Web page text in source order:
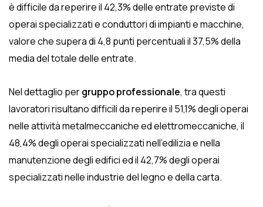
è difficile da reperire il 42,3% delle entrate previste di
operai specializzati e conduttori di impianti e macchine,
valore che supera di 4,8 punti percentuali il 37,5% della
media del totale delle entrate.
Nel dettaglio pergruppo professionale, tra questi
lavoratori risultano difficili da reperire il 51,1% degli operai
nelle attività metalmeccaniche ed elettromeccaniche, il
48,4% degli operai specializzati nell’edilizia e nella
manutenzione degli edifici ed il 42,7% degli operai
specializzati nelle industrie del legno e della carta.